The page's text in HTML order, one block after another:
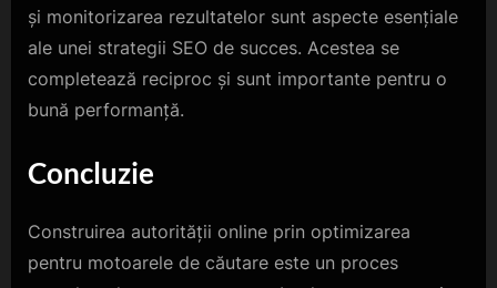
și monitorizarea rezultatelor sunt aspecte esențiale
ale unei strategii SEO de succes. Acestea se
completează reciproc și sunt importante pentru o
bună performanță.
Concluzie
Construirea autorității online prin optimizarea
pentru motoarele de căutare este un proces